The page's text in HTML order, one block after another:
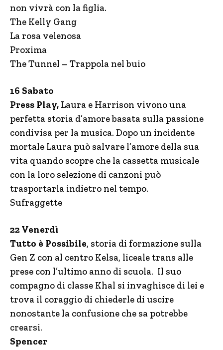
non vivrà con la figlia.
The Kelly Gang
La rosa velenosa
Proxima
The Tunnel – Trappola nel buio
16 Sabato
Press Play, Laura e Harrison vivono una
perfetta storia d’amore basata sulla passione
condivisa per la musica. Dopo un incidente
mortale Laura può salvare l’amore della sua
vita quando scopre che la cassetta musicale
con la loro selezione di canzoni può
trasportarla indietro nel tempo.
Sufraggette
22 Venerdì
Tutto è Possibile, storia di formazione sulla
Gen Z con al centro Kelsa, liceale trans alle
prese con l’ultimo anno di scuola. Il suo
compagno di classe Khal si invaghisce di lei e
trova il coraggio di chiederle di uscire
nonostante la confusione che sa potrebbe
crearsi.
Spencer